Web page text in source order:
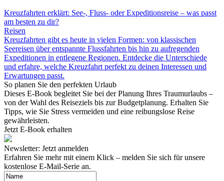
Kreuzfahrten erklärt: See-, Fluss- oder Expeditionsreise – was passt
am besten zu dir?
Reisen
Kreuzfahrten gibt es heute in vielen Formen: von klassischen
Seereisen über entspannte Flussfahrten bis hin zu aufregenden
Expeditionen in entlegene Regionen. Entdecke die Unterschiede
und erfahre, welche Kreuzfahrt perfekt zu deinen Interessen und
Erwartungen passt.
So planen Sie den perfekten Urlaub
Dieses E-Book begleitet Sie bei der Planung Ihres Traumurlaubs –
von der Wahl des Reiseziels bis zur Budgetplanung. Erhalten Sie
Tipps, wie Sie Stress vermeiden und eine reibungslose Reise
gewährleisten.
Jetzt E-Book erhalten
Newsletter: Jetzt anmelden
Erfahren Sie mehr mit einem Klick – melden Sie sich für unsere
kostenlose E-Mail-Serie an.